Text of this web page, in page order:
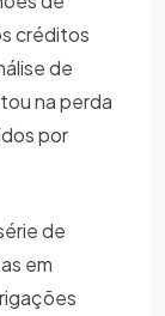
créditos
de
na perda
por
de
em